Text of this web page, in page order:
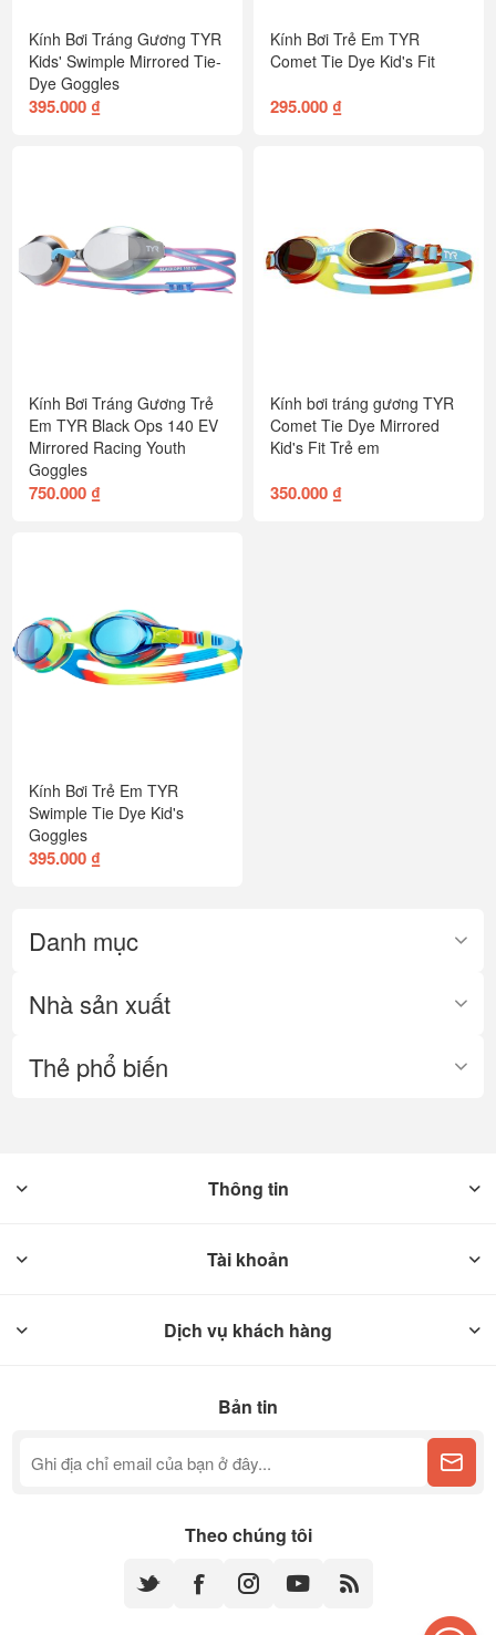
Danh mục
Nhà sản xuất
Thẻ phổ biến
Kính Bơi Tráng Gương TYR
Kids' Swimple Mirrored Tie-
Dye Goggles
395.000 ₫
Kính Bơi Trẻ Em TYR
Comet Tie Dye Kid's Fit
295.000 ₫
Kính Bơi Tráng Gương Trẻ
Em TYR Black Ops 140 EV
Mirrored Racing Youth
Goggles
750.000 ₫
Kính bơi tráng gương TYR
Comet Tie Dye Mirrored
Kid's Fit Trẻ em
350.000 ₫
Kính Bơi Trẻ Em TYR
Swimple Tie Dye Kid's
Goggles
395.000 ₫
Thông tin
Tài khoản
Dịch vụ khách hàng
Bản tin
Theo chúng tôi